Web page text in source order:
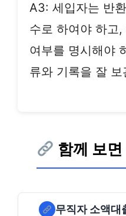
A3: 세입자는 반
수로 하여야 하고
여부를 명시해야
류와 기록을 잘
함께 보
무직자 소액대